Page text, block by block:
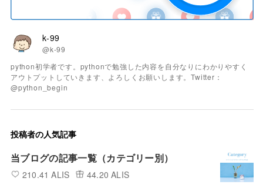
k-99
@k-99
python初学者です。pythonで勉強した内容を自分なりにわかりやすく
アウトプットしていきます、よろしくお願いします。Twitter：
@python_begin
投稿者の人気記事
当ブログの記事一覧（カテゴリー別）
210.41 ALIS 44.20 ALIS